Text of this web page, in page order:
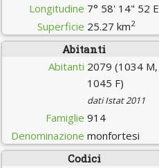
Longitudine 7° 58' 14" 52 E
Superficie 25.27 km2
Abitanti
Abitanti 2079 (1034 M,
1045 F)
dati Istat 2011
Famiglie 914
Denominazione monfortesi
Codici